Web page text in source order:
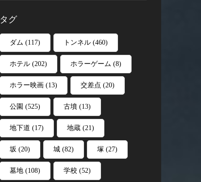
タグ
ダム (117) トンネル (460)
ホテル (202) ホラーゲーム (8)
ホラー映画 (13) 交差点 (20)
公園 (525) 古墳 (13)
地下道 (17) 地蔵 (21)
坂 (20) 城 (82) 塚 (27)
墓地 (108) 学校 (52)